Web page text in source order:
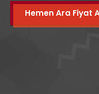
Hemen Ara Fiyat